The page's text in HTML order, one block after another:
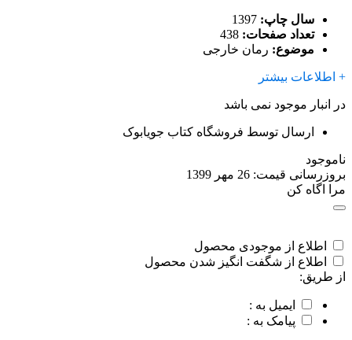
سال چاپ:
تعداد صفحات:
موضوع: رمان خارجی
+ اطلاعات بیشتر
در انبار موجود نمی باشد
ارسال توسط فروشگاه کتاب جویابوک
ناموجود
بروزرسانی قیمت: 26 مهر 1399
مرا اگاه کن
اطلاع از موجودی محصول
اطلاع از شگفت انگیز شدن محصول
از طریق:
ایمیل به :
پیامک به :